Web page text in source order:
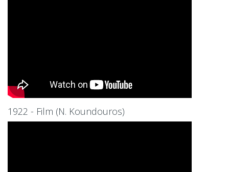
1922 - Film (N. Koundouros)